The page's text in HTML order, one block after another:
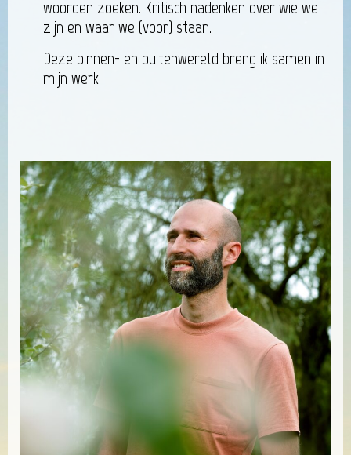
woorden zoeken. Kritisch nadenken over wie we
zijn en waar we (voor) staan.
Deze binnen- en buitenwereld breng ik samen in
mijn werk.